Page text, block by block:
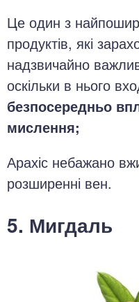
Це один з
продуктів, які
надзвичайно
оскільки в нього
безпосередньо
мислення;
Арахіс небажано
розширенні вен.
5. Мигдаль